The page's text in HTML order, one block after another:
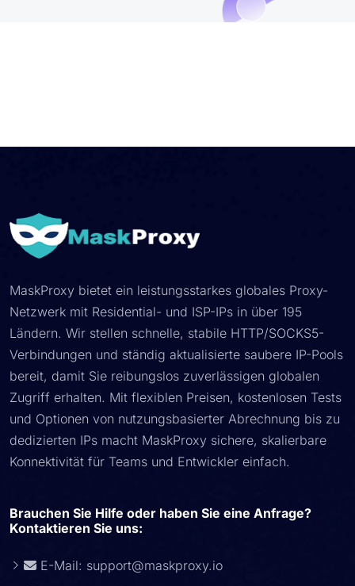
MaskProxy bietet ein leistungsstarkes globales Proxy-
Netzwerk mit Residential- und ISP-IPs in über 195
Ländern. Wir stellen schnelle, stabile HTTP/SOCKS5-
Verbindungen und ständig aktualisierte saubere IP-Pools
bereit, damit Sie reibungslos zuverlässigen globalen
Zugriff erhalten. Mit flexiblen Preisen, kostenlosen Tests
und Optionen von nutzungsbasierter Abrechnung bis zu
dedizierten IPs macht MaskProxy sichere, skalierbare
Konnektivität für Teams und Entwickler einfach.
Brauchen Sie Hilfe oder haben Sie eine Anfrage?
Kontaktieren Sie uns:
E-Mail: support@maskproxy.io